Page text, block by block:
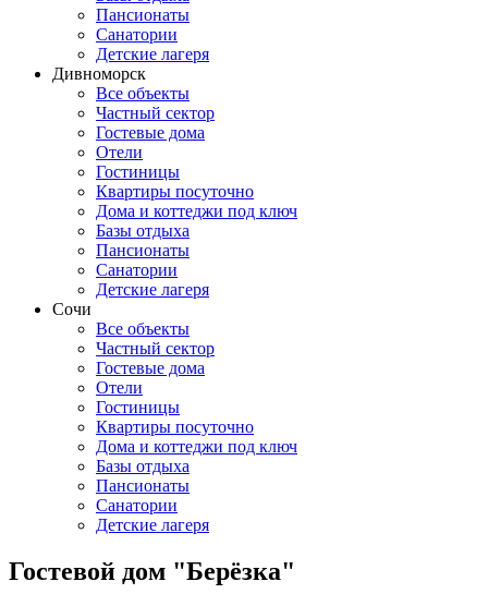
Пансионаты
Санатории
Детские лагеря
Дивноморск
Все объекты
Частный сектор
Гостевые дома
Отели
Гостиницы
Квартиры посуточно
Дома и коттеджи под ключ
Базы отдыха
Пансионаты
Санатории
Детские лагеря
Сочи
Все объекты
Частный сектор
Гостевые дома
Отели
Гостиницы
Квартиры посуточно
Дома и коттеджи под ключ
Базы отдыха
Пансионаты
Санатории
Детские лагеря
Гостевой дом "Берёзка"